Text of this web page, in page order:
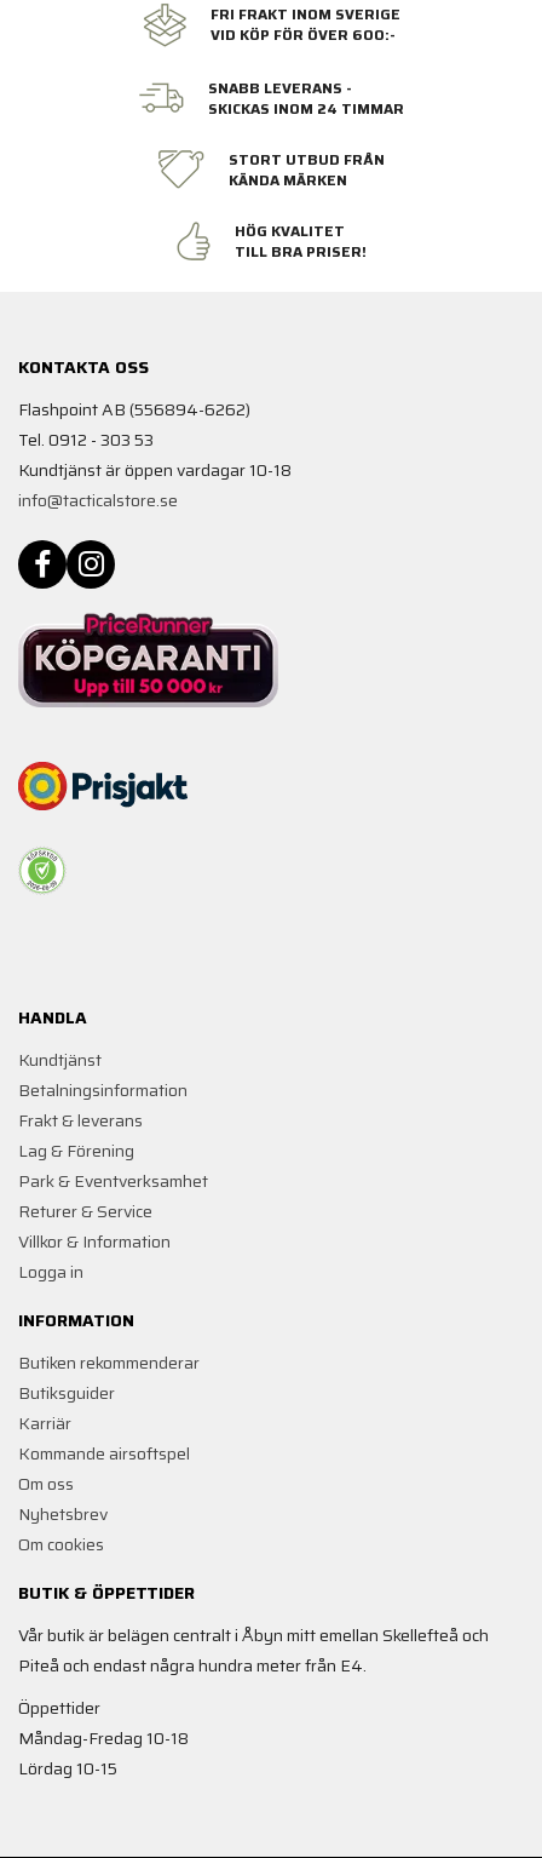
FRI FRAKT INOM SVERIGE
VID KÖP FÖR ÖVER 600:-
SNABB LEVERANS -
SKICKAS INOM 24 TIMMAR
STORT UTBUD FRÅN
KÄNDA MÄRKEN
HÖG KVALITET
TILL BRA PRISER!
KONTAKTA OSS
Flashpoint AB (556894-6262)
Tel. 0912 - 303 53
Kundtjänst är öppen vardagar 10-18
info@tacticalstore.se
HANDLA
Kundtjänst
Betalningsinformation
Frakt & leverans
Lag & Förening
Park & Eventverksamhet
Returer & Service
Villkor & Information
Logga in
INFORMATION
Butiken rekommenderar
Butiksguider
Karriär
Kommande airsoftspel
Om oss
Nyhetsbrev
Om cookies
BUTIK & ÖPPETTIDER
Vår butik är belägen centralt i Åbyn mitt emellan Skellefteå och
Piteå och endast några hundra meter från E4.
Öppettider
Måndag-Fredag 10-18
Lördag 10-15